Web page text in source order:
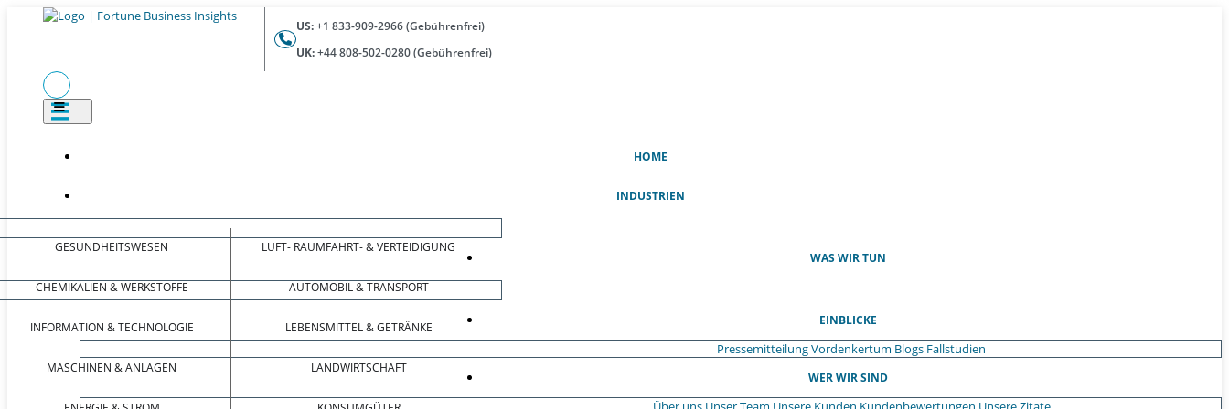
US:+1 833-909-2966 (Gebührenfrei)
UK:+44 808-502-0280 (Gebührenfrei)
HOME
INDUSTRIEN
GESUNDHEITSWESEN
CHEMIKALIEN & WERKSTOFFE
INFORMATION & TECHNOLOGIE
MASCHINEN & ANLAGEN
LUFT- RAUMFAHRT- & VERTEIDIGUNG
AUTOMOBIL & TRANSPORT
LEBENSMITTEL & GETRÄNKE
LANDWIRTSCHAFT
WAS WIR TUN
EINBLICKE
PressemitteilungVordenkertum Blogs Fallstudien
WER WIR SIND